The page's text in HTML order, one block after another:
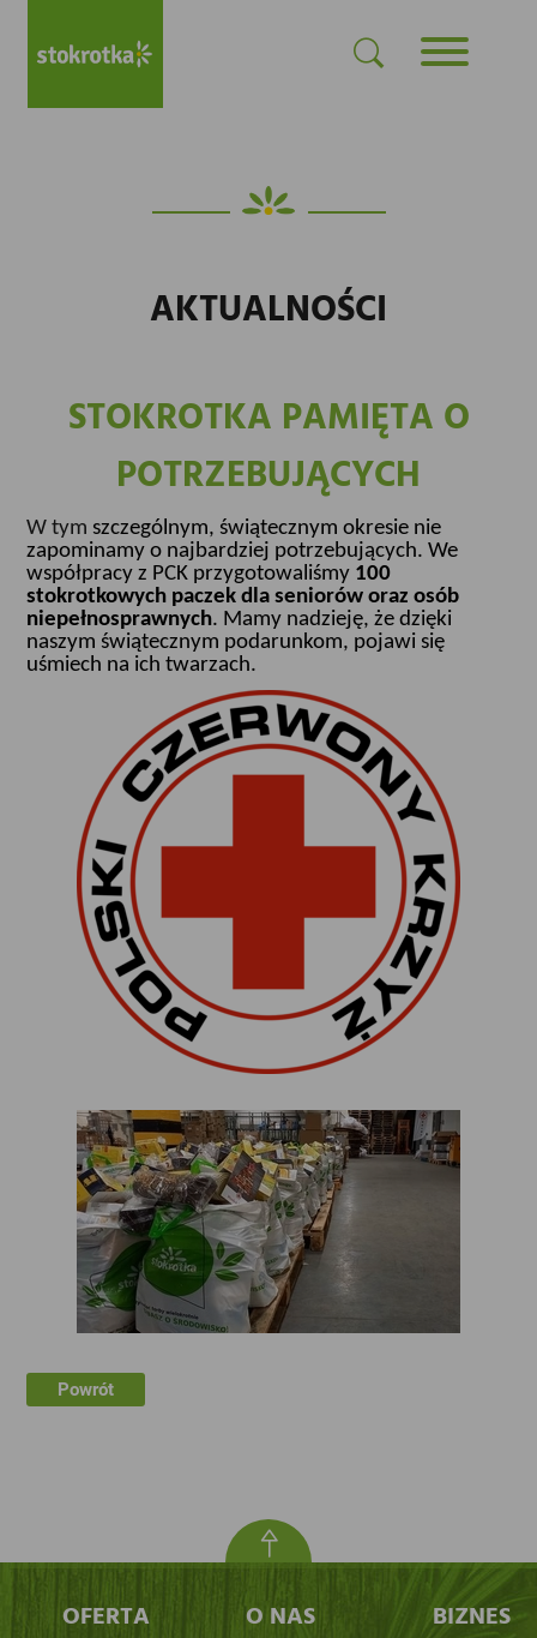
AKTUALNOŚCI
STOKROTKA PAMIĘTA O
POTRZEBUJĄCYCH
W tym szczególnym, świątecznym okresie nie
zapominamy o najbardziej potrzebujących. We
współpracy z PCK przygotowaliśmy 100
stokrotkowych paczek dla seniorów oraz osób
niepełnosprawnych. Mamy nadzieję, że dzięki
naszym świątecznym podarunkom, pojawi się
uśmiech na ich twarzach.
Powrót
OFERTA O NAS BIZNES